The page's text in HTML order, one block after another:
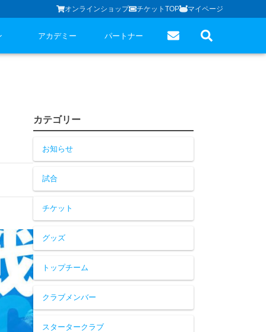
オンラインショップ チケットTOP マイページ
アカデミー パートナー
カテゴリー
お知らせ
試合
チケット
グッズ
トップチーム
クラブメンバー
スタータークラブ